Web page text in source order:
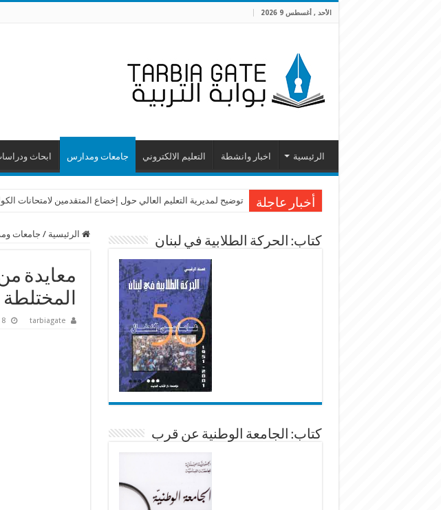
الأحد , أغسطس 9 2026
الرئيسية اخبار وانشطة التعليم الالكتروني جامعات ومدارس ابحاث
أخبار عاجلة توضيح لمديرية التعليم العالي حول إخضاع المتقدمين لامتحانات
الرئيسية / جامعات
معايدة
المختلطة
tarbiagate 8 مارس، 2021
كتاب: الحركة الطلابية في لبنان
كتاب: الجامعة الوطنية عن قرب